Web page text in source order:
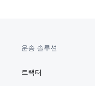
운송 솔루션
트랙터